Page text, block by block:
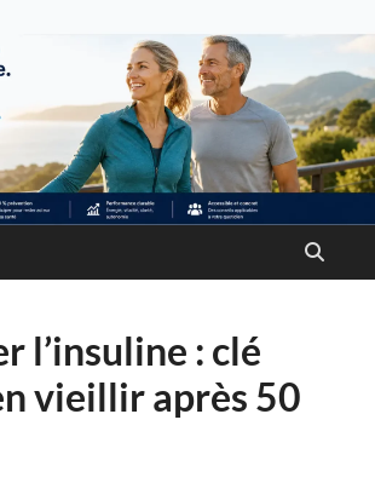
l’insuline : clé
vieillir après 50